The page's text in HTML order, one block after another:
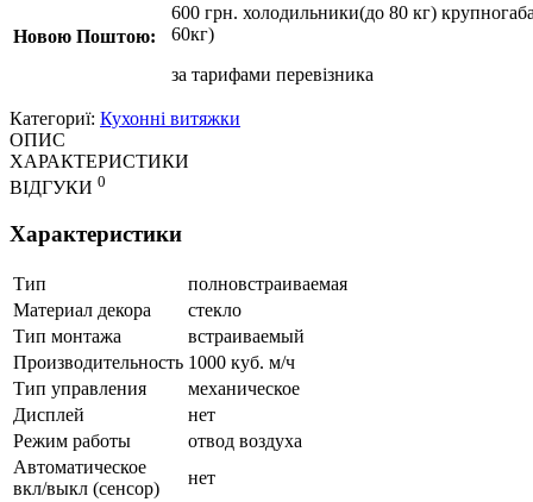
Новою Поштою:
600 грн. холодильники(до 80 кг)
60кг)
за тарифами перевізника
Категориї: Кухонні витяжки
ОПИС
ХАРАКТЕРИСТИКИ
ВІДГУКИ 0
Характеристики
Тип
полновстраиваемая
Материал декора
стекло
Тип монтажа
встраиваемый
Производительность 1000 куб. м/ч
Тип управления
механическое
Дисплей
нет
Режим работы
отвод воздуха
Автоматическое
вкл/выкл (сенсор)
нет